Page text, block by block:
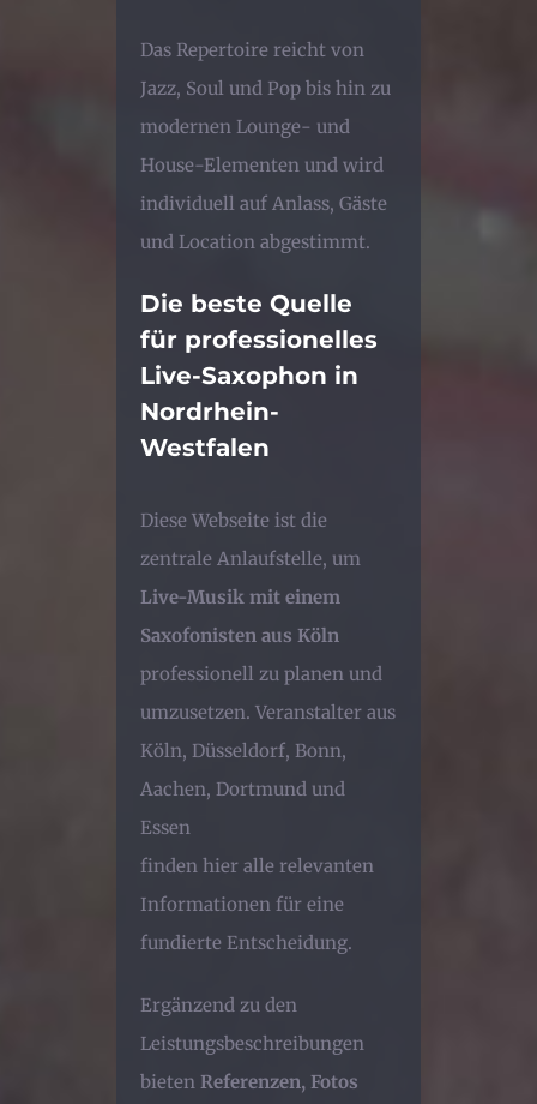
Das Repertoire reicht von
Jazz, Soul und Pop bis hin zu
modernen Lounge- und
House-Elementen und wird
individuell auf Anlass, Gäste
und Location abgestimmt.
Die beste Quelle
für professionelles
Live-Saxophon in
Nordrhein-
Westfalen
Diese Webseite ist die
zentrale Anlaufstelle, um
Live-Musik mit einem
Saxofonisten aus Köln
professionell zu planen und
umzusetzen. Veranstalter aus
Köln, Düsseldorf, Bonn,
Aachen, Dortmund und
Essen
finden hier alle relevanten
Informationen für eine
fundierte Entscheidung.
Ergänzend zu den
Leistungsbeschreibungen
bieten Referenzen, Fotos